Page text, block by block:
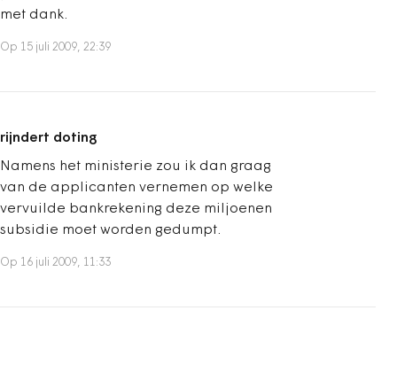
met dank.
Op 15 juli 2009, 22:39
rijndert doting
Namens het ministerie zou ik dan graag
van de applicanten vernemen op welke
vervuilde bankrekening deze miljoenen
subsidie moet worden gedumpt.
Op 16 juli 2009, 11:33